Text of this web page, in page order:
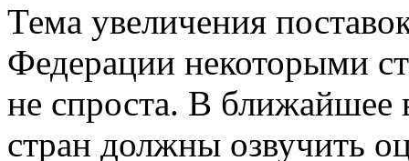
Тема увеличения
Федерации некоторыми
не спроста. В ближайшее
стран должны озвучить